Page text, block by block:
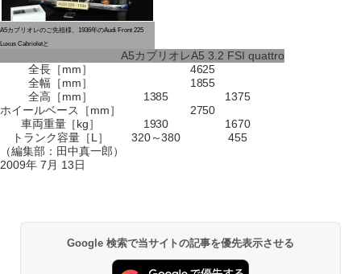
A5カブリオレのご先祖様、1936年のAudi Front 225
Luxus Cabrioletと
A5カブリオレA5 3.2 FSI quattro
全長［mm］
4625
全幅［mm］
1855
全高［mm］
1385
1375
ホイールベース［mm］
2750
車両重量［kg］
1930
1670
トランク容量［L］
320～380
455
（編集部：田中真一郎）
2009年 7月 13日
Google 検索で当サイトの記事を優先表示させる